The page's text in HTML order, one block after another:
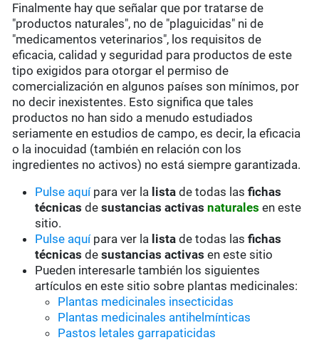
Finalmente hay que señalar que por tratarse de
"productos naturales", no de "plaguicidas" ni de
"medicamentos veterinarios", los requisitos de
eficacia, calidad y seguridad para productos de este
tipo exigidos para otorgar el permiso de
comercialización en algunos países son mínimos, por
no decir inexistentes. Esto significa que tales
productos no han sido a menudo estudiados
seriamente en estudios de campo, es decir, la eficacia
o la inocuidad (también en relación con los
ingredientes no activos) no está siempre garantizada.
Pulse aquípara ver la lista de todas lasfichas
técnicas desustancias activasnaturales en este
sitio.
Pulse aquípara ver la lista de todas lasfichas
técnicas desustancias activas en este sitio
Pueden interesarle también los siguientes
artículos en este sitio sobre plantas medicinales:
Plantas medicinales insecticidas
Plantas medicinales antihelmínticas
Pastos letales garrapaticidas